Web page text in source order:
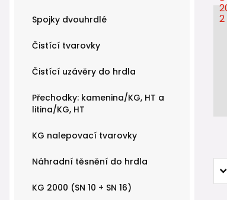
Spojky dvouhrdlé
Čistící tvarovky
Čistící uzávěry do hrdla
Přechodky: kamenina/KG, HT a
litina/KG, HT
KG nalepovací tvarovky
Náhradní těsnění do hrdla
KG 2000 (SN 10 + SN 16)